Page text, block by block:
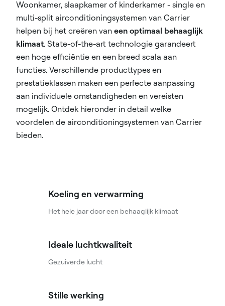
Woonkamer, slaapkamer of kinderkamer - single en
multi-split airconditioningsystemen van Carrier
helpen bij het creëren van een optimaal behaaglijk
klimaat. State-of-the-art technologie garandeert
een hoge efficiëntie en een breed scala aan
functies. Verschillende producttypes en
prestatieklassen maken een perfecte aanpassing
aan individuele omstandigheden en vereisten
mogelijk. Ontdek hieronder in detail welke
voordelen de airconditioningsystemen van Carrier
bieden.
Koeling en verwarming
Het hele jaar door een behaaglijk klimaat
Ideale luchtkwaliteit
Gezuiverde lucht
Stille werking